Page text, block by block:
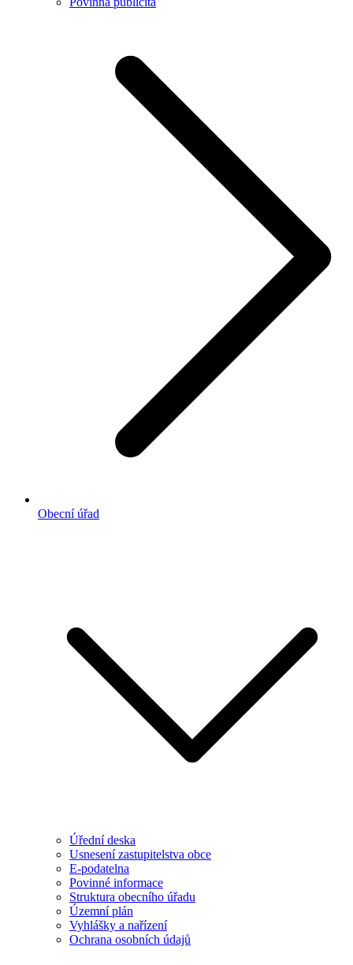
Obecní úřad
Úřední deska
Usnesení zastupitelstva obce
E-podatelna
Povinné informace
Struktura obecního úřadu
Územní plán
Vyhlášky a nařízení
Ochrana osobních údajů